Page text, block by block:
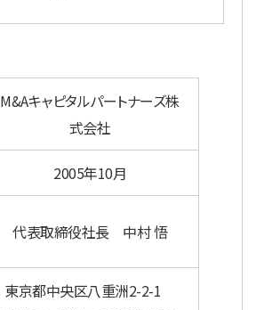
M&Aキャピタルパートナーズ株
式会社
2005年10月
代表取締役社長 中村 悟
東京都中央区八重洲2-2-1